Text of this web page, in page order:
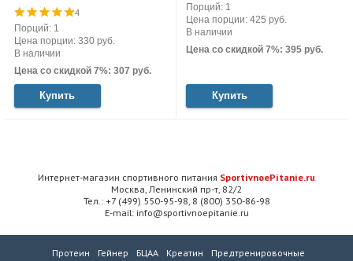
4
Порций: 1
Цена порции: 330 руб.
В наличии
Цена со скидкой 7%: 307 руб.
Купить
Порций: 1
Цена порции: 425 руб.
В наличии
Цена со скидкой 7%: 395 руб.
Купить
Интернет-магазин спортивного питания SportivnoePitanie.ru
Москва, Ленинский пр-т, 82/2
Тел.: +7 (499) 550-95-98, 8 (800) 350-86-98
E-mail: info@sportivnoepitanie.ru
Протеин Гейнер БЦАА Креатин Предтренировочные